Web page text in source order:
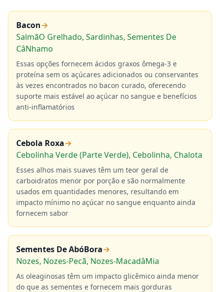
Bacon→
SalmãO Grelhado, Sardinhas, Sementes De
CâNhamo
Essas opções fornecem ácidos graxos ômega-3 e
proteína sem os açúcares adicionados ou conservantes
às vezes encontrados no bacon curado, oferecendo
suporte mais estável ao açúcar no sangue e benefícios
anti-inflamatórios
Cebola Roxa→
Cebolinha Verde (Parte Verde), Cebolinha, Chalota
Esses alhos mais suaves têm um teor geral de
carboidratos menor por porção e são normalmente
usados em quantidades menores, resultando em
impacto mínimo no açúcar no sangue enquanto ainda
fornecem sabor
Sementes De AbóBora→
Nozes, Nozes-Pecã, Nozes-MacadâMia
As oleaginosas têm um impacto glicêmico ainda menor
do que as sementes e fornecem mais gorduras